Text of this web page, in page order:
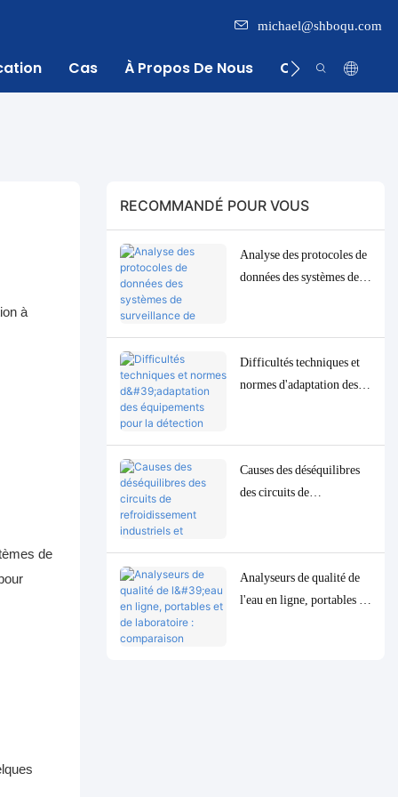
michael@shboqu.com
Cas À Propos De Nous Centre
à
de
RECOMMANDÉ POUR VOUS
Analyse des protocoles de
données des systèmes de
de débogage Modbus,
RS485 et MQTT
Difficultés techniques et
normes d'adaptation des
paramètres de qualité de
l'eau à l'état de traces à
faible concentration
Causes des déséquilibres
des circuits de
de surveillance précises
Analyseurs de qualité de
l'eau en ligne, portables et